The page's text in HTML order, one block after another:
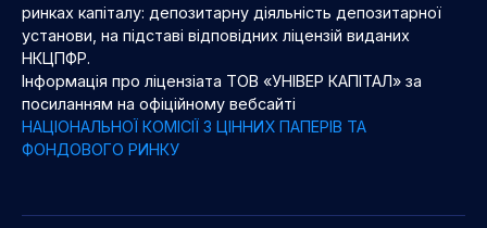
ринках капіталу: депозитарну діяльність депозитарної
установи, на підставі відповідних ліцензій виданих
НКЦПФР.
Інформація про ліцензіата ТОВ «УНІВЕР КАПІТАЛ» за
посиланням на офіційному вебсайті
НАЦІОНАЛЬНОЇ КОМІСІЇ З ЦІННИХ ПАПЕРІВ ТА
ФОНДОВОГО РИНКУ